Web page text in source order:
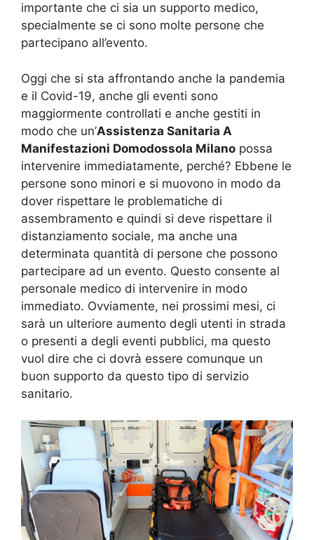
importante che ci sia un supporto medico,
specialmente se ci sono molte persone che
partecipano all’evento.
Oggi che si sta affrontando anche la pandemia
e il Covid-19, anche gli eventi sono
maggiormente controllati e anche gestiti in
modo che un’Assistenza Sanitaria A
Manifestazioni Domodossola Milano possa
intervenire immediatamente, perché? Ebbene le
persone sono minori e si muovono in modo da
dover rispettare le problematiche di
assembramento e quindi si deve rispettare il
distanziamento sociale, ma anche una
determinata quantità di persone che possono
partecipare ad un evento. Questo consente al
personale medico di intervenire in modo
immediato. Ovviamente, nei prossimi mesi, ci
sarà un ulteriore aumento degli utenti in strada
o presenti a degli eventi pubblici, ma questo
vuol dire che ci dovrà essere comunque un
buon supporto da questo tipo di servizio
sanitario.